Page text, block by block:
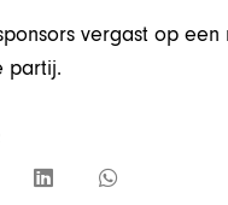
vergast op
partij.